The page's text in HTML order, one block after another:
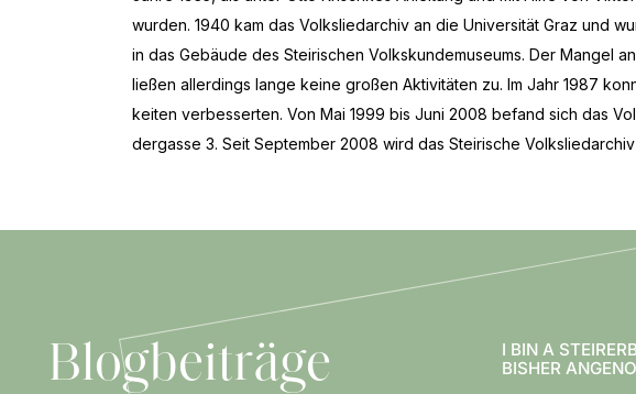
wur­den. 1940 kam das Volks­lie­dar­chiv an die Uni­ver­si­tät Graz und
in das Ge­bäu­de des Stei­ri­schen Volks­kun­de­mu­se­ums. Der Man­gel
lie­ßen al­ler­dings lange keine gro­ßen Ak­ti­vi­tä­ten zu. Im Jahr 1987
kei­ten ver­bes­ser­ten. Von Mai 1999 bis Juni 2008 be­fand sich das
der­gas­se 3. Seit Sep­tem­ber 2008 wird das Steirische
Blogbeiträge
I BIN A
BISHER